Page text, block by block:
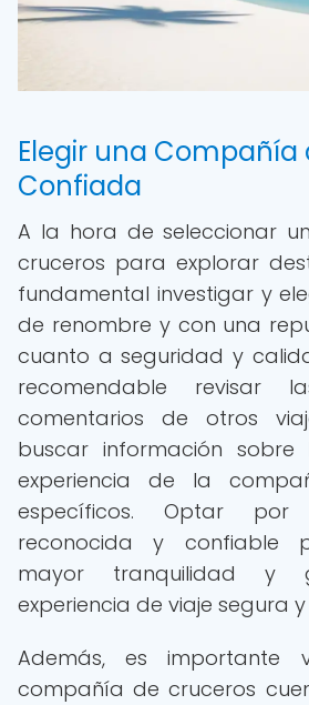
Elegir una Compañía
Confiada
A la hora de seleccionar
cruceros para explorar
fundamental investigar y
de renombre y con una
cuanto a seguridad y
recomendable revisar
comentarios de otros
buscar información
experiencia de la
específicos. Optar por
reconocida y confiable
mayor tranquilidad y
experiencia de viaje segura
Además, es importante
compañía de cruceros